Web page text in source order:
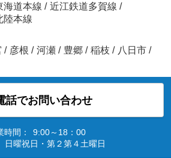
海道本線 / 近江鉄道多賀線 /
陸本線
/ 彦根 / 河瀬 / 豊郷 / 稲枝 / 八日市 /
話でお問い合わせ
時間：
9:00～18：00
日曜祝日・第２第４土曜日